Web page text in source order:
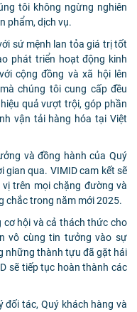
tôi không ngừng nghiên
phẩm, dịch vụ.
sứ mệnh lan tỏa giá trị tốt
phát triển hoạt động kinh
cộng đồng và xã hội lên
chúng tôi cung cấp đều
quả vượt trội, góp phần
vận tải hàng hóa tại Việt
và đồng hành của Quý
gian qua. VIMID cam kết sẽ
trên mọi chặng đường và
chắc trong năm mới 2025.
cơ hội và cả thách thức cho
vô cùng tin tưởng vào sự
những thành tựu đã gặt hái
sẽ tiếp tục hoàn thành các
đối tác, Quý khách hàng và